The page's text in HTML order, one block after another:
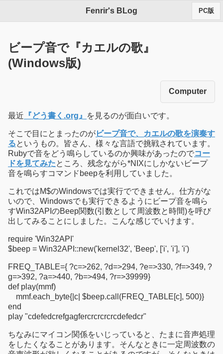
Fenrir's BLog PC版
ビープ音で『カエルの歌』
(Windows版)
Computer
最近 『どう書く.org』 を見るのが面白いです。
そこで目にとまったのがビープ音で、カエルの歌を演奏す
るというもの。皆さん、様々な言語で挑戦されています。
Rubyで音をどう鳴らしているのか興味があったのでコー
ドを見てみたところ、残念ながら*NIXにしかないビープ
音を鳴らすコマンドbeepを利用していました。
これではM$のWindowsでは実行でできません。仕方がな
いので、Windowsでも実行できるようにビープ音を鳴ら
すWin32APIのBeep関数(引数として周波数と時間)を呼び
出してみることにしました。こんな感じでいけます。
require 'Win32API'
$beep = Win32API::new('kernel32', 'Beep', ['i', 'i'], 'i')
FREQ_TABLE={ ?c=>262, ?d=>294, ?e=>330, ?f=>349, ?
g=>392, ?a=>440, ?b=>494, ?r=>39999}
def play(mmf)
mmf.each_byte{|c| $beep.call(FREQ_TABLE[c], 500)}
end
play "cdefedcrefgagfercrcrcrcrcdefedcr"
ちなみにマイコン関係をいじっていると、たまに音声処理
をしたくなることがあります。そんなときに一定周波数の